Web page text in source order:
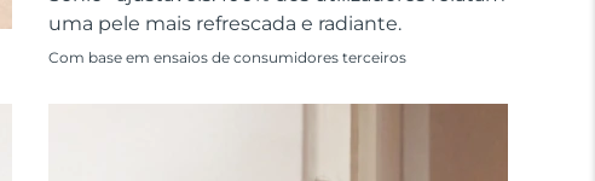
uma pele mais refrescada e radiante.
Com base em ensaios de consumidores terceiros